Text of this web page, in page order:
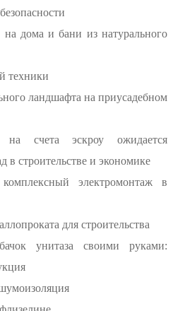
дома и бани из натурального
техники
ландшафта на приусадебном
на счета эскроу ожидается
в строительстве и экономике
электромонтаж в
для строительства
унитаза своими руками: